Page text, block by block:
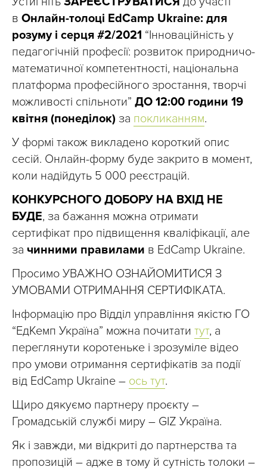
в Онлайн-толоці EdCamp Ukraine: для
розуму і серця #2/2021 “Інноваційність у
педагогічній професії: розвиток природничо-
математичної компетентності, національна
платформа професійного зростання, творчі
можливості спільноти” ДО 12:00 години 19
квітня (понеділок) за покликанням.
У формі також викладено короткий опис
сесій. Онлайн-форму буде закрито в момент,
коли надійдуть 5 000 реєстрацій.
КОНКУРСНОГО ДОБОРУ НА ВХІД НЕ
БУДЕ, за бажання можна отримати
сертифікат про підвищення кваліфікації, але
за чинними правилами в EdCamp Ukraine.
Просимо УВАЖНО ОЗНАЙОМИТИСЯ З
УМОВАМИ ОТРИМАННЯ СЕРТИФІКАТА.
Інформацію про Відділ управління якістю ГО
“ЕдКемп Україна” можна почитати тут, а
переглянути коротеньке і зрозуміле відео
про умови отримання сертифікатів за події
від EdCamp Ukraine – ось тут.
Щиро дякуємо партнеру проєкту –
Громадській службі миру – GIZ Україна.
Як і завжди, ми відкриті до партнерства та
пропозицій – адже в тому й сутність толоки –